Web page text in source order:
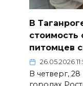
В
стоимость
питомцев
26.05.2026
В четверг,